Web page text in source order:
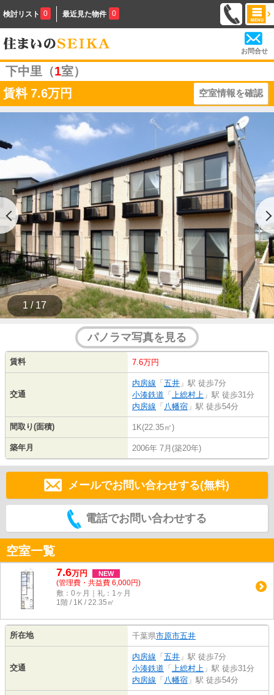
検討リスト 0 最近見た物件 0
お問合せ
下中里（1室）
賃料 7.6万円 空室情報を確認
1 / 17
パノラマ写真を見る
賃料 7.6万円
交通
内房線 「 五井 」駅 徒歩7分
小湊鉄道 「 上総村上 」駅 徒歩31分
内房線 「 八幡宿 」駅 徒歩54分
間取り(面積) 1K(22.35㎡)
築年月 2006年 7月(築20年)
メールでお問い合わせする(無料)
電話でお問い合わせする
空室一覧
7.6万円 NEW
(管理費・共益費 6,000円)
敷：0ヶ月｜礼：1ヶ月
1階 / 1K / 22.35㎡
所在地 千葉県市原市五井
交通
内房線 「 五井 」駅 徒歩7分
小湊鉄道 「 上総村上 」駅 徒歩31分
内房線 「 八幡宿 」駅 徒歩54分